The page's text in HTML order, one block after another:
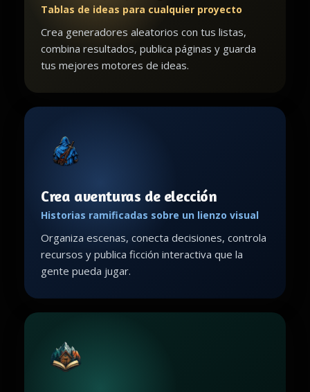
Tablas de ideas para cualquier proyecto
Crea generadores aleatorios con tus listas,
combina resultados, publica páginas y guarda
tus mejores motores de ideas.
Crea aventuras de elección
Historias ramificadas sobre un lienzo visual
Organiza escenas, conecta decisiones, controla
recursos y publica ficción interactiva que la
gente pueda jugar.